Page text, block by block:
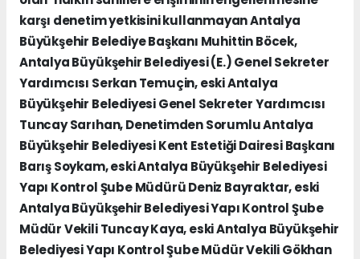
karşı denetim yetkisini kullanmayan Antalya
Büyükşehir Belediye Başkanı Muhittin Böcek,
Antalya Büyükşehir Belediyesi (E.) Genel Sekreter
Yardımcısı Serkan Temuçin, eski Antalya
Büyükşehir Belediyesi Genel Sekreter Yardımcısı
Tuncay Sarıhan, Denetimden Sorumlu Antalya
Büyükşehir Belediyesi Kent Estetiği Dairesi Başkanı
Barış Soykam, eski Antalya Büyükşehir Belediyesi
Yapı Kontrol Şube Müdürü Deniz Bayraktar, eski
Antalya Büyükşehir Belediyesi Yapı Kontrol Şube
Müdür Vekili Tuncay Kaya, eski Antalya Büyükşehir
Belediyesi Yapı Kontrol Şube Müdür Vekili Gökhan